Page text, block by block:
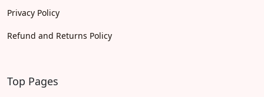
Privacy Policy
Refund and Returns Policy
Top Pages